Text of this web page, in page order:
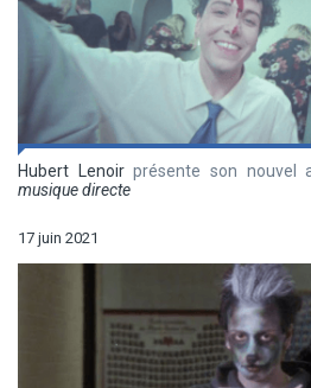
Hubert Lenoirprésente son nouvel
musique directe
17 juin 2021